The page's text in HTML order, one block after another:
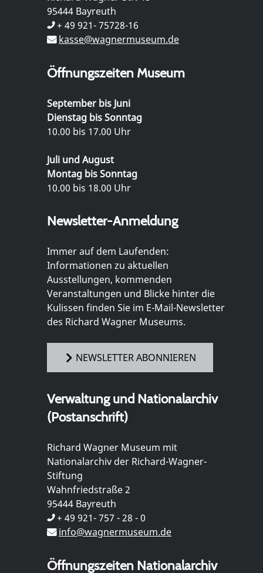
95444 Bayreuth
+ 49 921- 75728-16
kasse@wagnermuseum.de
Öffnungszeiten Museum
September bis Juni
Dienstag bis Sonntag
10.00 bis 17.00 Uhr
Juli und August
Montag bis Sonntag
10.00 bis 18.00 Uhr
Newsletter-Anmeldung
Immer auf dem Laufenden:
Informationen zu aktuellen
Ausstellungen, kommenden
Veranstaltungen und Blicke hinter die
Kulissen finden Sie im E-Mail-Newsletter
des Richard Wagner Museums.
NEWSLETTER ABONNIEREN
Verwaltung und Nationalarchiv
(Postanschrift)
Richard Wagner Museum mit
Nationalarchiv der Richard-Wagner-
Stiftung
Wahnfriedstraße 2
95444 Bayreuth
+ 49 921- 757 - 28 - 0
info@wagnermuseum.de
Öffnungszeiten Nationalarchiv